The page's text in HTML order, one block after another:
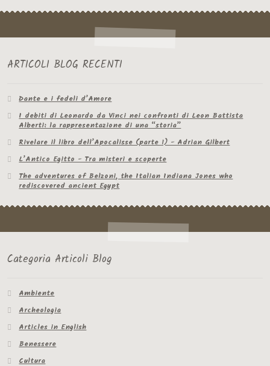
ARTICOLI BLOG RECENTI
Dante e i fedeli d’Amore
I debiti di Leonardo da Vinci nei confronti di Leon Battista
Alberti: la rappresentazione di una “storia”
Rivelare il libro dell’Apocalisse (parte 1) - Adrian Gilbert
L’Antico Egitto - Tra misteri e scoperte
The adventures of Belzoni, the Italian Indiana Jones who
rediscovered ancient Egypt
Categoria Articoli Blog
Ambiente
Archeologia
Articles in English
Benessere
Cultura